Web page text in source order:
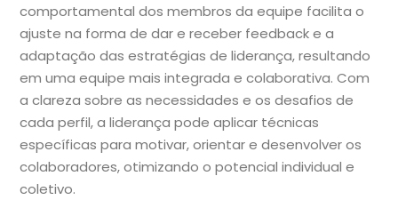
comportamental dos membros da equipe facilita o
ajuste na forma de dar e receber feedback e a
adaptação das estratégias de liderança, resultando
em uma equipe mais integrada e colaborativa. Com
a clareza sobre as necessidades e os desafios de
cada perfil, a liderança pode aplicar técnicas
específicas para motivar, orientar e desenvolver os
colaboradores, otimizando o potencial individual e
coletivo.